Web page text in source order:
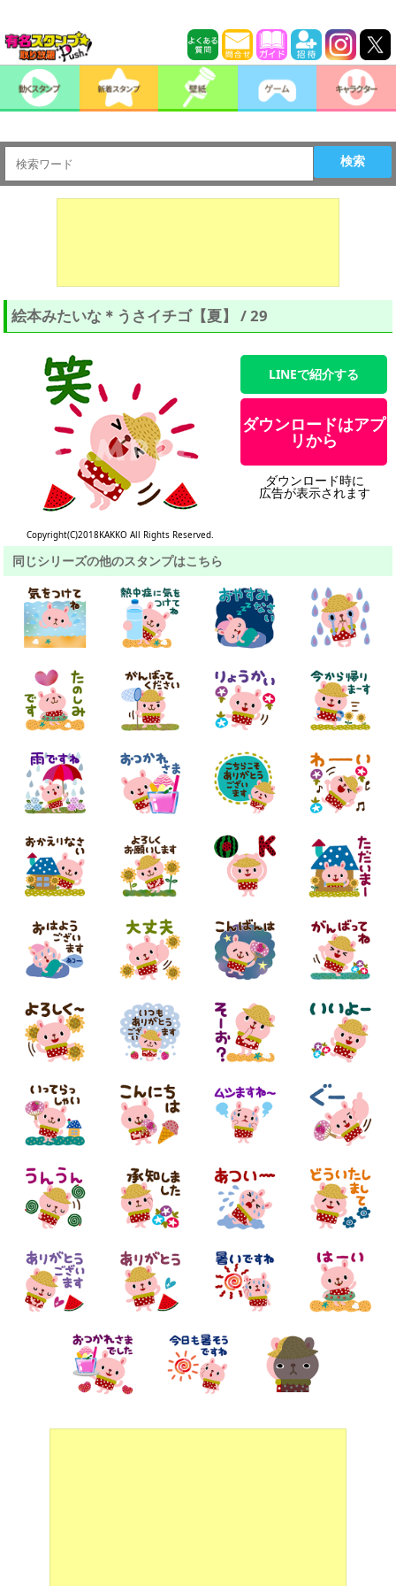
検索
絵本みたいな＊うさイチゴ【夏】 / 29
Copyright(C)2018KAKKO All Rights Reserved.
LINEで紹介する
ダウンロードはアプ
リから
ダウンロード時に
広告が表示されます
同じシリーズの他のスタンプはこちら